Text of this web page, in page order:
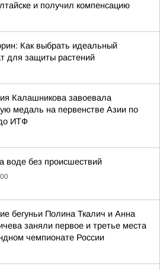
и получил компенсацию
Как выбрать идеальный
для защиты растений
Калашникова завоевала
медаль на первенстве Азии по
ИТФ
воде без происшествий
бегуньи Полина Ткалич и Анна
заняли первое и третье места
чемпионате России